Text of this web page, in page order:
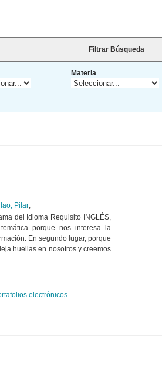
Filtrar Búsqueda
Materia
Pilar;
del Idioma Requisito INGLÉS,
porque nos interesa la
En segundo lugar, porque
huellas en nosotros y creemos
electrónicos